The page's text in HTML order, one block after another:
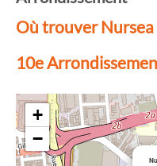
Où trouver
10e
+
−